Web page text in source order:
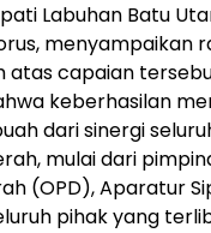
Labuhan Batu
menyampaikan
atas capaian
keberhasilan
dari sinergi
mulai dari
(OPD), Aparatur
pihak yang